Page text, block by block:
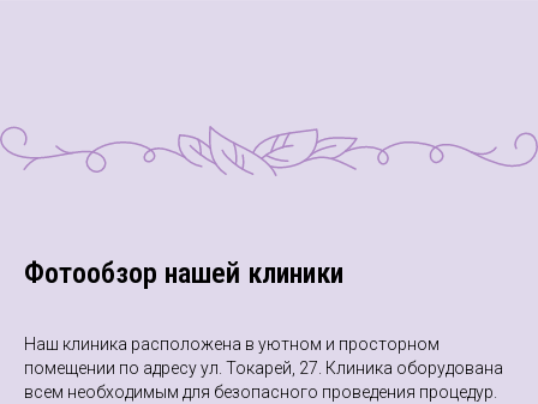
Фотообзор нашей клиники
Наш клиника расположена в уютном и просторном
помещении по адресу ул. Токарей, 27. Клиника оборудована
всем необходимым для безопасного проведения процедур.